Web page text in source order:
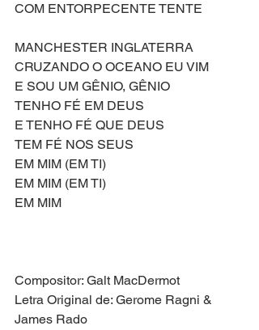
COM ENTORPECENTE TENTE
MANCHESTER INGLATERRA
CRUZANDO O OCEANO EU VIM
E SOU UM GÊNIO, GÊNIO
TENHO FÉ EM DEUS
E TENHO FÉ QUE DEUS
TEM FÉ NOS SEUS
EM MIM (EM TI)
EM MIM (EM TI)
EM MIM
Compositor: Galt MacDermot
Letra Original de: Gerome Ragni &
James Rado